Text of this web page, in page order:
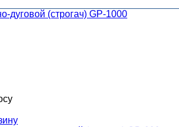
дуговой (строгач) GP-1000